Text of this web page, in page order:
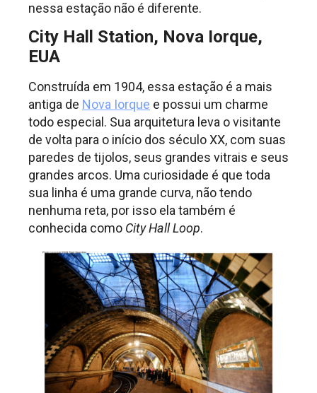
nessa estação não é diferente.
City Hall Station, Nova Iorque,
EUA
Construída em 1904, essa estação é a mais
antiga de Nova Iorque e possui um charme
todo especial. Sua arquitetura leva o visitante
de volta para o início dos século XX, com suas
paredes de tijolos, seus grandes vitrais e seus
grandes arcos. Uma curiosidade é que toda
sua linha é uma grande curva, não tendo
nenhuma reta, por isso ela também é
conhecida como City Hall Loop.